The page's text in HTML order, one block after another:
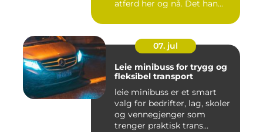
atferd her og nå. Det han...
07. jul
Leie minibuss for trygg og
fleksibel transport
leie minibuss er et smart
valg for bedrifter, lag, skoler
og vennegjenger som
trenger praktisk trans...